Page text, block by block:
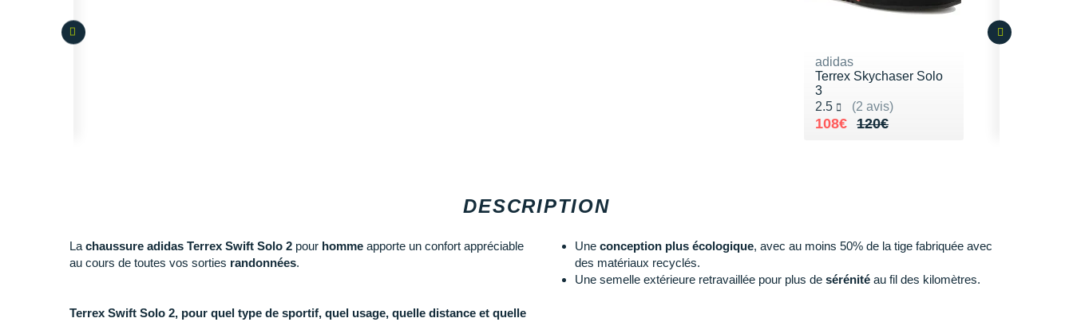
DESCRIPTION
La chaussure adidas Terrex Swift Solo 2 pour homme apporte un confort appréciable
au cours de toutes vos sorties randonnées.
Terrex Swift Solo 2, pour quel type de sportif, quel usage, quelle distance et quelle
Une conception plus écologique, avec au moins 50% de la tige fabriquée avec
des matériaux recyclés.
Une semelle extérieure retravaillée pour plus de sérénitéau fil des kilomètres.
adidas
Terrex Skychaser Solo
3
2.5
(2 avis)
Noté 2.5 sur 5
120€
Au lieu de 120€
108€
Vendu 108€